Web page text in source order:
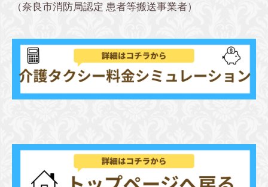
（奈良市消防局認定 患者等搬送事業者）